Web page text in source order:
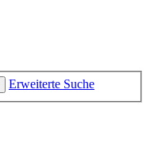
Erweiterte Suche